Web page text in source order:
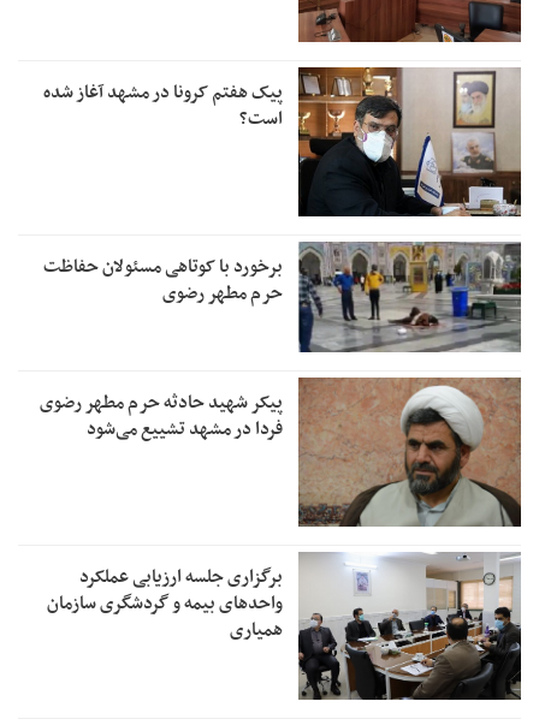
پیک هفتم کرونا در مشهد آغاز شده
است؟
برخورد با کوتاهی مسئولان حفاظت
حرم مطهر رضوی
پیکر شهید حادثه حرم مطهر رضوی
فردا در مشهد تشییع می‌شود
برگزاری جلسه ارزیابی عملکرد
واحدهای بیمه و گردشگری سازمان
همیاری